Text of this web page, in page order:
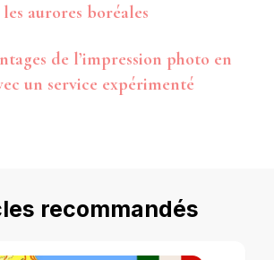
les aurores boréales
de l’impression photo en
un service expérimenté
recommandés